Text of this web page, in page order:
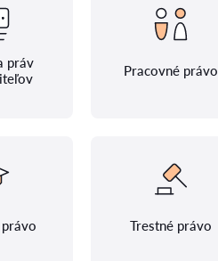
práv
Pracovné právo
Trestné právo